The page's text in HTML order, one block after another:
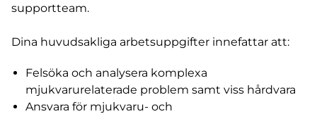
supportteam.
Dina huvudsakliga arbetsuppgifter innefattar att:
Felsöka och analysera komplexa
mjukvarurelaterade problem samt viss hårdvara
Ansvara för mjukvaru- och